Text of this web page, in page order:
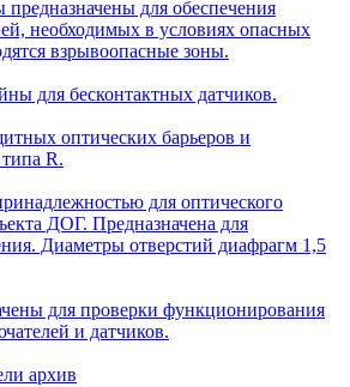
для обеспечения
необходимых в условиях опасных
взрывоопасные зоны.
для бесконтактных датчиков.
оптических барьеров и
R.
для оптического
ДОГ. Предназначена для
Диаметры отверстий диафрагм 1,5
для проверки функционирования
и датчиков.
архив